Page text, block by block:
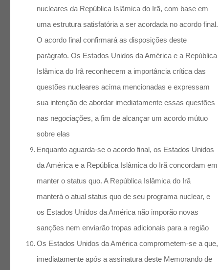
nucleares da República Islâmica do Irã, com base em
uma estrutura satisfatória a ser acordada no acordo final.
O acordo final confirmará as disposições deste
parágrafo. Os Estados Unidos da América e a República
Islâmica do Irã reconhecem a importância crítica das
questões nucleares acima mencionadas e expressam
sua intenção de abordar imediatamente essas questões
nas negociações, a fim de alcançar um acordo mútuo
sobre elas
Enquanto aguarda-se o acordo final, os Estados Unidos
da América e a República Islâmica do Irã concordam em
manter o status quo. A República Islâmica do Irã
manterá o atual status quo de seu programa nuclear, e
os Estados Unidos da América não imporão novas
sanções nem enviarão tropas adicionais para a região
Os Estados Unidos da América comprometem-se a que,
imediatamente após a assinatura deste Memorando de